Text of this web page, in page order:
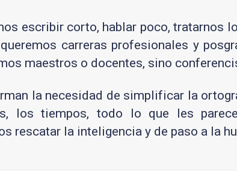
escribir corto, hablar poco, tratarnos
carreras profesionales y
maestros o docentes, sino
la necesidad de simplificar la
los tiempos, todo lo que les
rescatar la inteligencia y de paso a la